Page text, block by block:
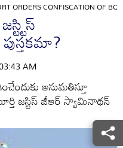
ORDERS CONFISCATION OF
AM
అనుమతిస్తూ
జస్టిస్‌ జీఆర్‌ స్వామినాథన్‌